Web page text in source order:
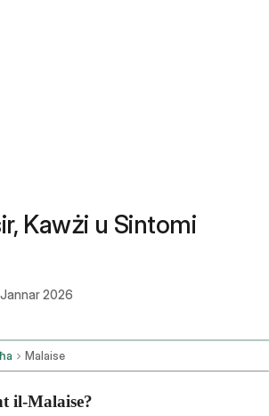
Kawżi u Sintomi
Jannar 2026
Malaise
il-Malaise?